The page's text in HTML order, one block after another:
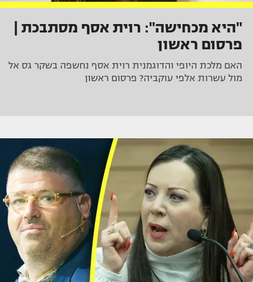
"היא מכחישה": רוית אסף מסתבכת |
פרסום ראשון
האם מלכת היופי והדוגמנית רוית אסף נחשפה בשקר גס אל
מול עשרות אלפי עוקביה? פרסום ראשון